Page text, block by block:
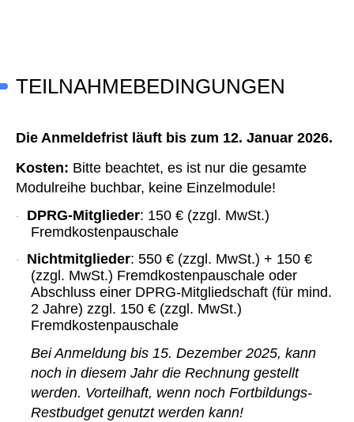
TEILNAHMEBEDINGUNGEN
Die Anmeldefrist läuft bis zum 12. Januar 2026.
Kosten: Bitte beachtet, es ist nur die gesamte
Modulreihe buchbar, keine Einzelmodule!
· DPRG-Mitglieder: 150 € (zzgl. MwSt.)
Fremdkostenpauschale
· Nichtmitglieder: 550 € (zzgl. MwSt.) + 150 €
(zzgl. MwSt.) Fremdkostenpauschale oder
Abschluss einer DPRG-Mitgliedschaft (für mind.
2 Jahre) zzgl. 150 € (zzgl. MwSt.)
Fremdkostenpauschale
Bei Anmeldung bis 15. Dezember 2025, kann
noch in diesem Jahr die Rechnung gestellt
werden. Vorteilhaft, wenn noch Fortbildungs-
Restbudget genutzt werden kann!